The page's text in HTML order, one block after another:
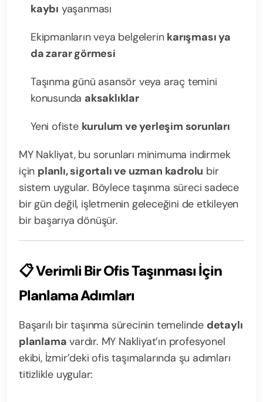
kaybı yaşanması
Ekipmanların veya belgelerin karışması ya
da zarar görmesi
Taşınma günü asansör veya araç temini
konusunda aksaklıklar
Yeni ofiste kurulum ve yerleşim sorunları
MY Nakliyat, bu sorunları minimuma indirmek
için planlı, sigortalı ve uzman kadrolu bir
sistem uygular. Böylece taşınma süreci sadece
bir gün değil, işletmenin geleceğini de etkileyen
bir başarıya dönüşür.
📋Verimli Bir Ofis Taşınması İçin
Planlama Adımları
Başarılı bir taşınma sürecinin temelinde detaylı
planlama vardır. MY Nakliyat’ın profesyonel
ekibi, İzmir’deki ofis taşımalarında şu adımları
titizlikle uygular: